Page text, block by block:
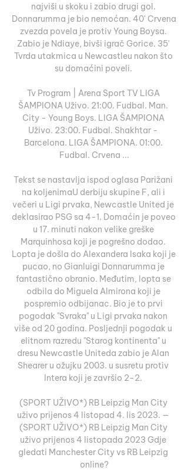
najviši u skoku i zabio drugi gol.
Donnarumma je bio nemoćan. 40' Crvena
zvezda povela je protiv Young Boysa.
Zabio je Ndiaye, bivši igrač Gorice. 35'
Tvrda utakmica u Newcastleu nakon što
su domaćini poveli.
Tv Program | Arena Sport TV LIGA
ŠAMPIONA Uživo. 21:00. Fudbal. Man.
City - Young Boys. LIGA ŠAMPIONA
Uživo. 23:00. Fudbal. Shakhtar -
Barcelona. LIGA ŠAMPIONA. 01:00.
Fudbal. Crvena ...
Tekst se nastavlja ispod oglasa Parižani
na koljenimaU derbiju skupine F, ali i
večeri u Ligi prvaka, Newcastle United je
deklasirao PSG sa 4-1. Domaćin je poveo
u 17. minuti nakon velike greške
Marquinhosa koji je pogrešno dodao.
Lopta je došla do Alexandera Isaka koji je
pucao, no Gianluigi Donnarumma je
fantastično obranio. Međutim, lopta se
odbila do Miguela Almirona koji je
pospremio odbijanac. Bio je to prvi
pogodak "Svraka" u Ligi prvaka nakon
više od 20 godina. Posljednji pogodak u
elitnom razredu "Starog kontinenta" u
dresu Newcastle Uniteda zabio je Alan
Shearer u ožujku 2003. u susretu protiv
Intera koji je završio 2-2.
(SPORT UŽIVO*) RB Leipzig Man City
uživo prijenos 4 listopad 4. lis 2023. —
(SPORT UŽIVO*) RB Leipzig Man City
uživo prijenos 4 listopada 2023 Gdje
gledati Manchester City vs RB Leipzig
online?